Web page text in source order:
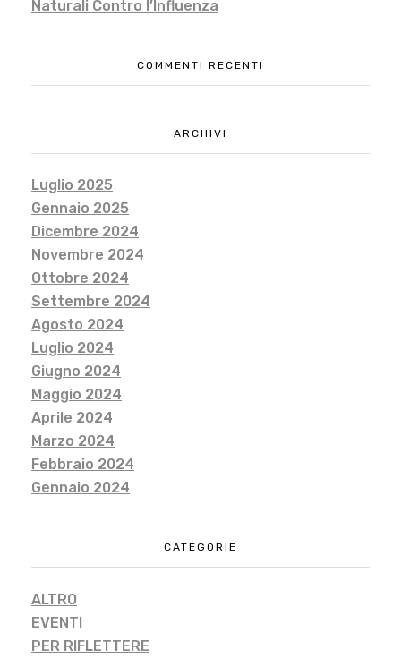
Naturali Contro l’Influenza
COMMENTI RECENTI
ARCHIVI
Luglio 2025
Gennaio 2025
Dicembre 2024
Novembre 2024
Ottobre 2024
Settembre 2024
Agosto 2024
Luglio 2024
Giugno 2024
Maggio 2024
Aprile 2024
Marzo 2024
Febbraio 2024
Gennaio 2024
CATEGORIE
ALTRO
EVENTI
PER RIFLETTERE